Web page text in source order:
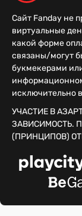
Сайт Fanday не
виртуальные
какой форме
связаны/могут
букмекерами
исключительно
УЧАСТИЕ В
ЗАВИСИМОСТЬ.
(ПРИНЦИПОВ)